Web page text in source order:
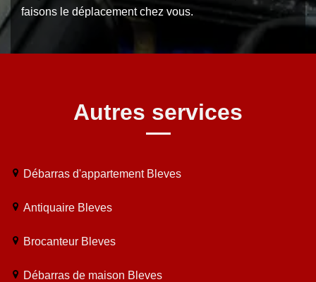
faisons le déplacement chez vous.
Autres services
Débarras d'appartement Bleves
Antiquaire Bleves
Brocanteur Bleves
Débarras de maison Bleves